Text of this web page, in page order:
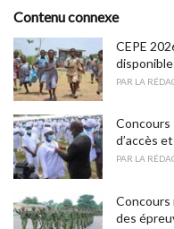
o
r
i
e
s
:
:Contenu connexe
CEPE
PAR LA
Concours
d’accès
PAR LA
Concours
des